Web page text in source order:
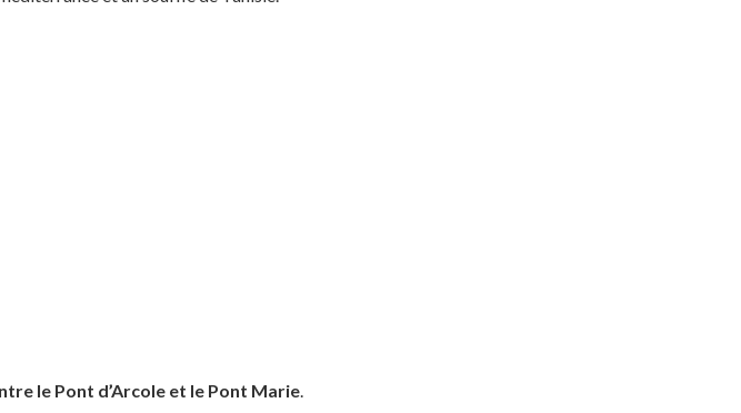
le Pont d’Arcole et le Pont Marie.